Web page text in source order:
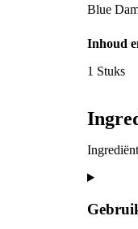
Blue
Inhoud
1 Stuks